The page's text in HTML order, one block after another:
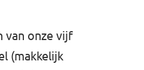
van onze vijf
(makkelijk